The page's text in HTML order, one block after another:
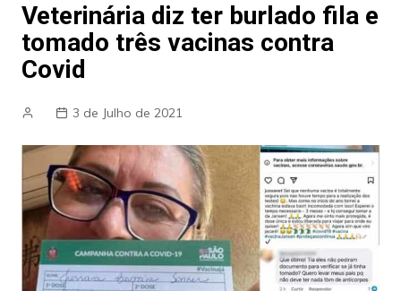
Veterinária diz ter burlado fila e
tomado três vacinas contra
Covid
3 de Julho de 2021